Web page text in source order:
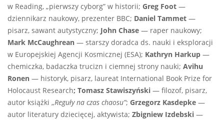
w Reading, „pierwszy cyborg” w historii; Greg Foot —
dziennikarz naukowy, prezenter BBC; Daniel Tammet —
pisarz, sawant autystyczny; John Chase — raper naukowy;
Mark McCaughrean — starszy doradca ds. nauki i eksploracji
w Europejskiej Agencji Kosmicznej (ESA); Kathryn Harkup —
chemiczka, badaczka trucizn i ciemnej strony nauki; Avihu
Ronen — historyk, pisarz, laureat International Book Prize for
Holocaust Research; Tomasz Stawiszyński — filozof, pisarz,
autor książki „Reguły na czas chaosu”; Grzegorz Kasdepke —
autor literatury dziecięcej, aktywista; Zbigniew Izdebski —